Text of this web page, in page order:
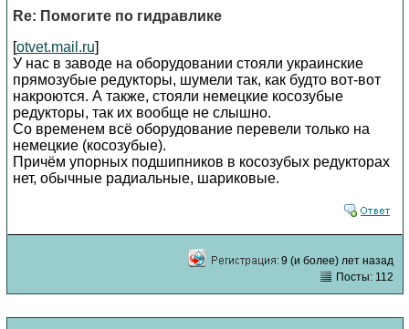
Re: Помогите по гидравлике
[otvet.mail.ru]
У нас в заводе на оборудовании стояли украинские
прямозубые редукторы, шумели так, как будто вот-вот
накроются. А также, стояли немецкие косозубые
редукторы, так их вообще не слышно.
Со временем всё оборудование перевели только на
немецкие (косозубые).
Причём упорных подшипников в косозубых редукторах
нет, обычные радиальные, шариковые.
9 (и более) лет назад
Посты: 112